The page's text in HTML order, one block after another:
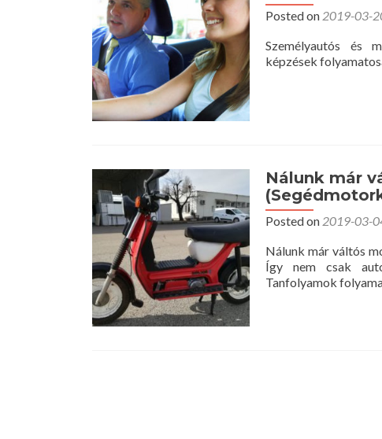
Posted on 2019-03-
Személyautós és
képzések
Nálunk már
Posted on 2019-03-
Nálunk már váltós
Így nem csak
Tanfolyamok